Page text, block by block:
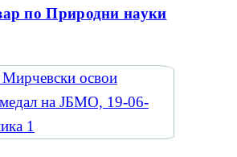
по Природни науки